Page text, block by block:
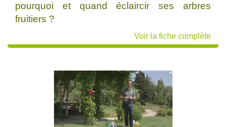
pourquoi et quand éclaircir ses arbres
fruitiers ?
Voir la fiche complète